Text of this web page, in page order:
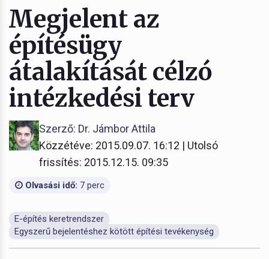
Megjelent az
építésügy
átalakítását célzó
intézkedési terv
Szerző: Dr. Jámbor Attila
Közzétéve: 2015.09.07. 16:12 | Utolsó
frissítés: 2015.12.15. 09:35
Olvasási idő: 7 perc
E-építés keretrendszer
Egyszerű bejelentéshez kötött építési tevékenység